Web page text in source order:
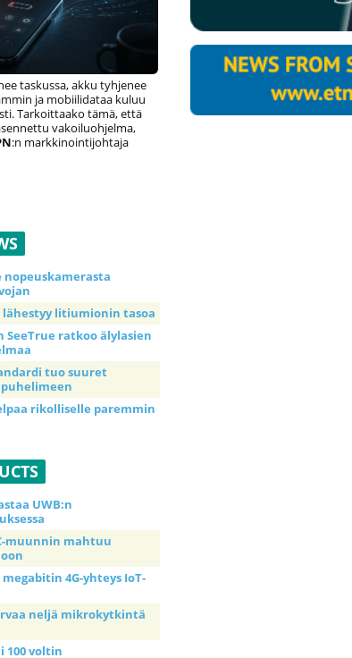
taskussa, akku tyhjenee
ja mobiilidataa kuluu
Tarkoittaako tämä, että
vakoiluohjelma,
:n markkinointijohtaja
nopeuskamerasta
litiumionin tasoa
SeeTrue ratkoo älylasien
tuo suuret
rikolliselle paremmin
UWB:n
muunnin mahtuu
4G-yhteys IoT-
neljä mikrokytkintä
100 voltin